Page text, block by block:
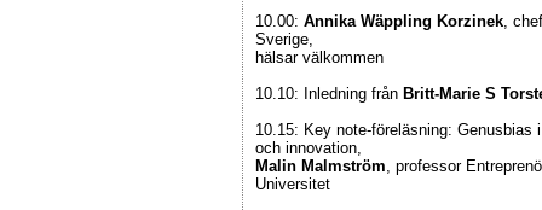
10.00: Annika Wäppling Korzinek,
Sverige,
hälsar välkommen
10.10: Inledning från Britt-Marie S
10.15: Key note-föreläsning:
och innovation,
Malin Malmström, professor
Universitet